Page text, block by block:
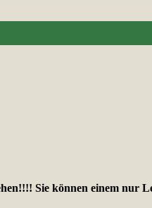
Sie können einem nur